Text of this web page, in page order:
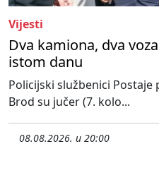
Vijesti
Dva kamiona, dva
istom danu
Policijski službenici
Brod su jučer (7. kolo...
08.08.2026. u 20:00